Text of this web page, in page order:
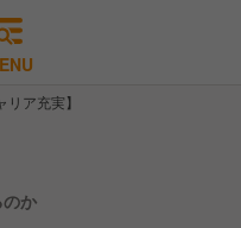
リア充実】東京駅構内の人気コー
か